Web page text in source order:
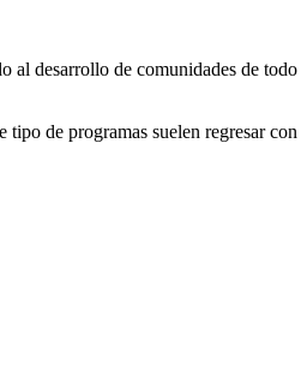
al desarrollo de comunidades de todo
de programas suelen regresar con